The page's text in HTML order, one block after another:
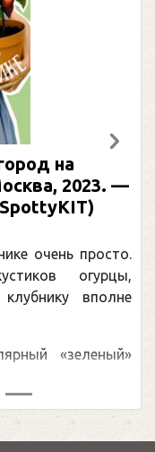
на
2023. —
очень просто.
огурцы,
вполне
«зеленый»